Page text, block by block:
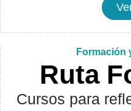
Formación
Ruta
Cursos para